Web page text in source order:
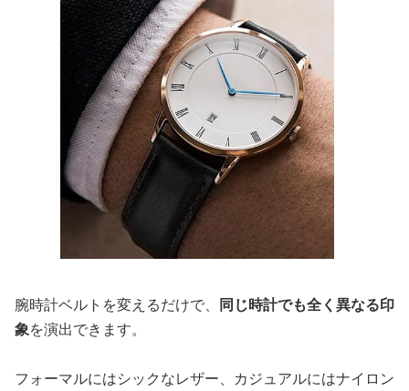
腕時計ベルトを変えるだけで、 同じ時計でも全く異なる印
象を演出できます。
フォーマルにはシックなレザー、カジュアルにはナイロン